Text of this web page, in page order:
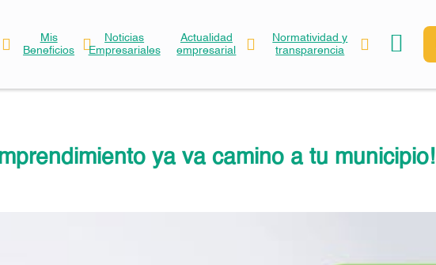
Mis
Beneficios
Noticias
Empresariales
Actualidad
empresarial
Normatividad y
transparencia
ya va camino a tu municipio!